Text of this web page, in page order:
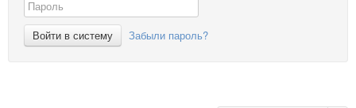
Войти в систему Забыли пароль?